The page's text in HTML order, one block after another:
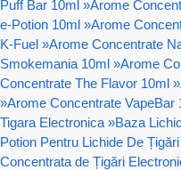
Puff Bar 10ml »Arome
e-Potion 10ml »Arome
K-Fuel »Arome Concentrate
Smokemania 10ml »Arome
Concentrate The Flavor 10ml »
»Arome Concentrate VapeBar
Tigara Electronica »Baza
Potion Pentru Lichide De
Concentrata de Țigări